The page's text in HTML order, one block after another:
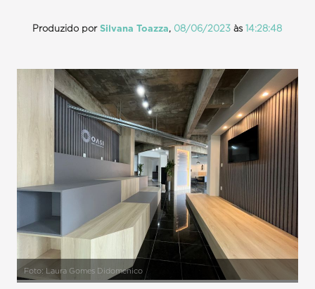
Produzido porSilvana Toazza, 08/06/2023 às14:28:48
Foto: Laura Gomes Didomenico